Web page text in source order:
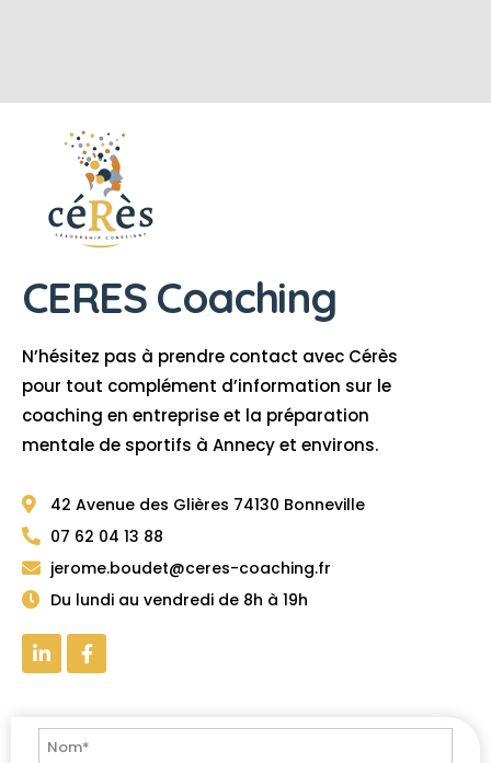
CERES Coaching
N’hésitez pas à prendre contact avec Cérès
pour tout complément d’information sur le
coaching en entreprise et la préparation
mentale de sportifs à Annecy et environs.
42 Avenue des Glières 74130 Bonneville
07 62 04 13 88
jerome.boudet@ceres-coaching.fr
Du lundi au vendredi de 8h à 19h